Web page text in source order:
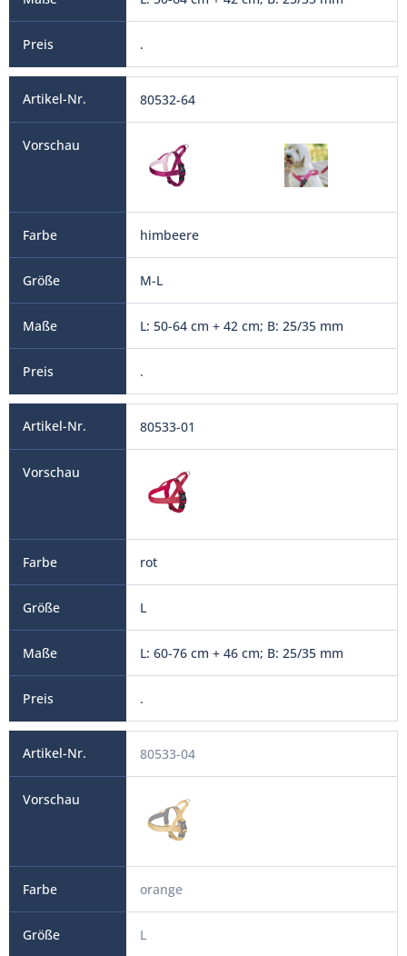
.
80532-64
himbeere
M-L
L: 50-64 cm + 42 cm; B: 25/35 mm
.
80533-01
rot
L
L: 60-76 cm + 46 cm; B: 25/35 mm
.
80533-04
orange
L